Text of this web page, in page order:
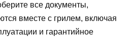
все документы,
вместе с грилем, включая
и гарантийное